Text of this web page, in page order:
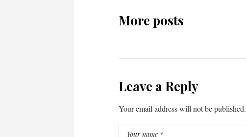
More posts
Leave a Reply
Your email address will not be published.